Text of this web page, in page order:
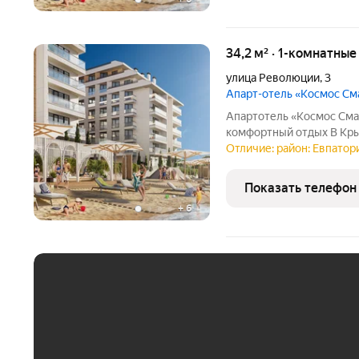
+6
34,2 м² · 1-
улица Революции,3
Апарт-отель «Космос
Апартотель «Космос
комфортный отдых В
управлением
только для
Отличие: район:
Показать телефон